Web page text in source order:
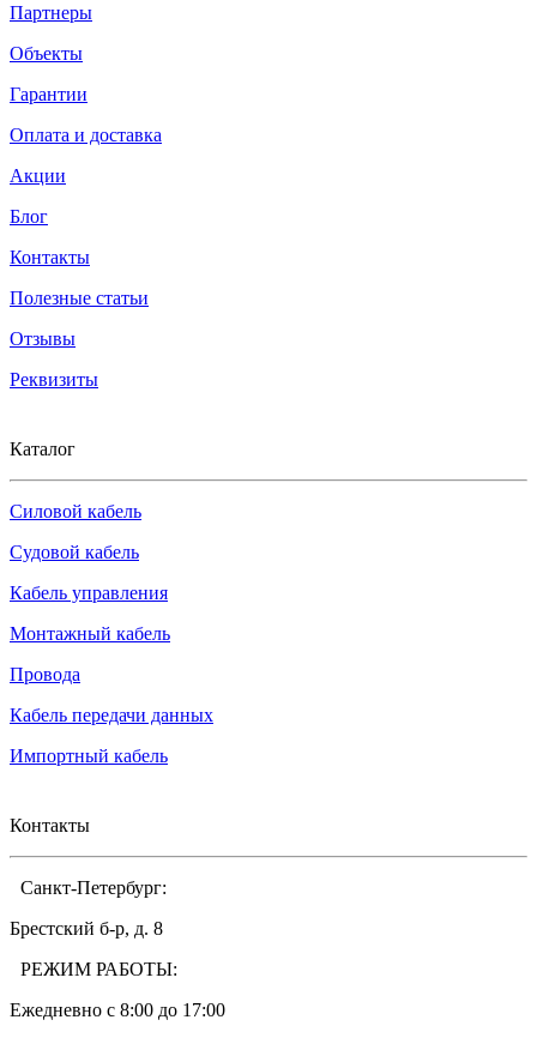
Партнеры
Объекты
Гарантии
Оплата и доставка
Акции
Блог
Контакты
Полезные статьи
Отзывы
Реквизиты
Каталог
Силовой кабель
Судовой кабель
Кабель управления
Монтажный кабель
Провода
Кабель передачи данных
Импортный кабель
Контакты
Санкт-Петербург:
Брестский б-р, д. 8
РЕЖИМ РАБОТЫ:
Ежедневно c 8:00 до 17:00